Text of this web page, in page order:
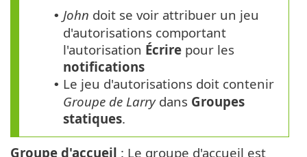
• John doit se voir attribuer un jeu
d'autorisations comportant
l'autorisation Écrire pour les
notifications
• Le jeu d'autorisations doit contenir
Groupe de Larrydans Groupes
statiques.
Groupe d'accueil : Le groupe d'accueil est